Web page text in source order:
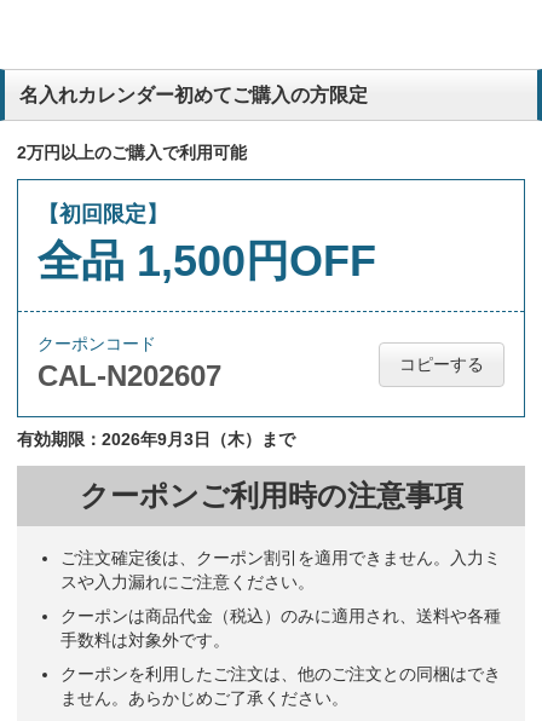
名入れカレンダー初めてご購入の方限定
2万円以上のご購入で利用可能
【初回限定】
全品 1,500円OFF
クーポンコード
CAL-N202607 コピーする
有効期限：2026年9月3日（木）まで
クーポンご利用時の注意事項
ご注文確定後は、クーポン割引を適用できません。入力ミ
スや入力漏れにご注意ください。
クーポンは商品代金（税込）のみに適用され、送料や各種
手数料は対象外です。
クーポンを利用したご注文は、他のご注文との同梱はでき
ません。あらかじめご了承ください。